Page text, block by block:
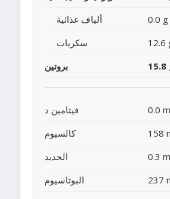
ألياف غذائية
0.0 g
سكريات
12.6
بروتين
15.8
فيتامين د 0.0
كالسيوم
158
الحديد
0.3
البوتاسيوم
237